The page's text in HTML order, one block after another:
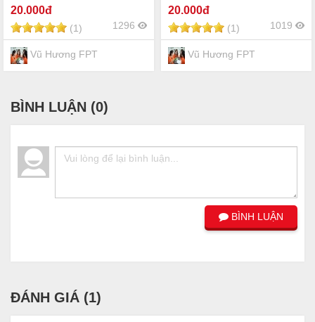
20.000đ
(1) 1296
Vũ Hương FPT
20.000đ
(1) 1019
Vũ Hương FPT
BÌNH LUẬN (0)
BÌNH LUẬN
ĐÁNH GIÁ (1)